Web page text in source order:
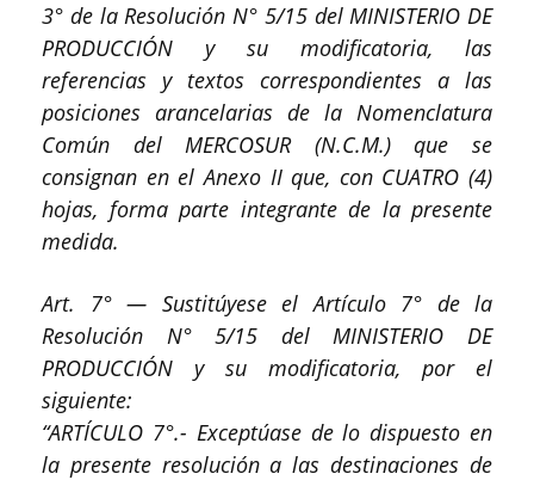
3° de la Resolución N° 5/15 del MINISTERIO DE
PRODUCCIÓN y su modificatoria, las
referencias y textos correspondientes a las
posiciones arancelarias de la Nomenclatura
Común del MERCOSUR (N.C.M.) que se
consignan en el Anexo II que, con CUATRO (4)
hojas, forma parte integrante de la presente
medida.
Art. 7° — Sustitúyese el Artículo 7° de la
Resolución N° 5/15 del MINISTERIO DE
PRODUCCIÓN y su modificatoria, por el
siguiente:
“ARTÍCULO 7°.- Exceptúase de lo dispuesto en
la presente resolución a las destinaciones de